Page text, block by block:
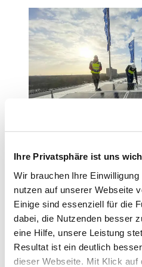
Ihre Privatsphäre ist uns
Wir brauchen Ihre Einwilligung
nutzen auf unserer Webseite
Einige sind essenziell für die
dabei, die Nutzenden besser
eine Hilfe, unsere Leistung
Resultat ist ein deutlich
dieser Webseite. Mit Klick auf
PV system on the
1,614 Solarwatt PV
225 metric tons of
The system covers
electricity demand